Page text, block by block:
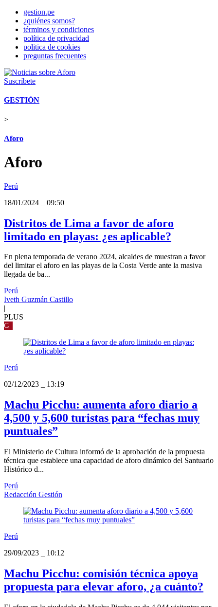
gestion.pe
¿quiénes somos?
términos y condiciones
política de privacidad
politica de cookies
preguntas frecuentes
Suscríbete
GESTIÓN
>
Aforo
Aforo
Perú
18/01/2024
09:50
Distritos de Lima a favor de aforo
limitado en playas: ¿es aplicable?
En plena temporada de verano 2024, alcaldes de muestran a favor
del limitar el aforo en las playas de la Costa Verde ante la masiva
llegada de ba...
Perú
Iveth Guzmán Castillo
PLUS
G
Perú
02/12/2023
13:19
Machu Picchu: aumenta aforo diario a
4,500 y 5,600 turistas para “fechas muy
puntuales”
El Ministerio de Cultura informó de la aprobación de la propuesta
técnica que establece una capacidad de aforo dinámico del Santuario
Histórico d...
Perú
Redacción Gestión
Perú
29/09/2023
10:12
Machu Picchu: comisión técnica apoya
propuesta para elevar aforo, ¿a cuánto?